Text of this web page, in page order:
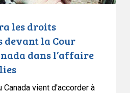
les droits
devant la Cour
dans l’affaire
Canada vient d'accorder à